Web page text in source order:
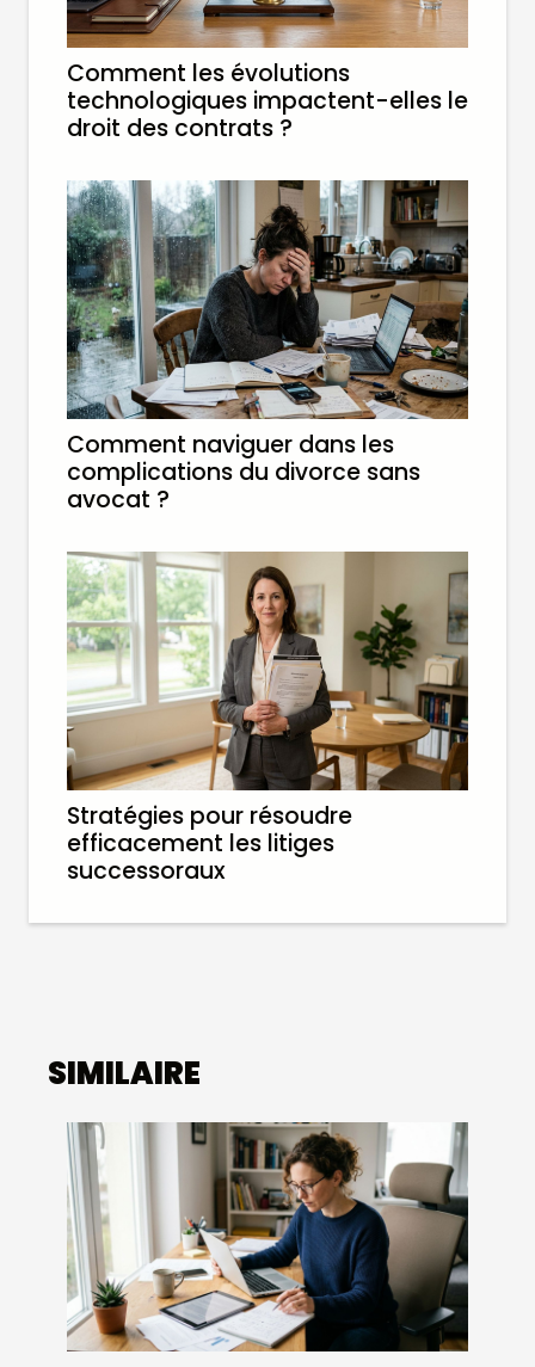
Comment les évolutions
technologiques impactent-elles le
droit des contrats ?
Comment naviguer dans les
complications du divorce sans
avocat ?
Stratégies pour résoudre
efficacement les litiges
successoraux
SIMILAIRE